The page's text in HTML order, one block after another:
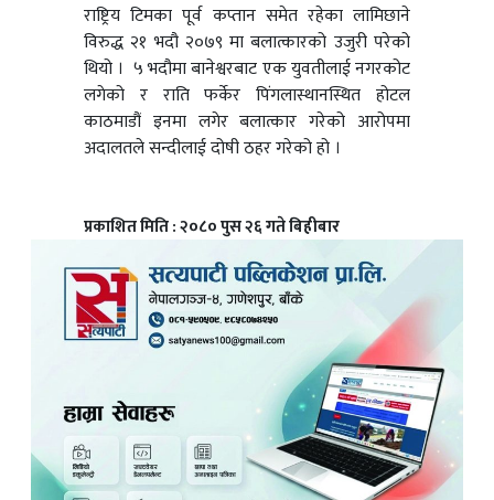
राष्ट्रिय टिमका पूर्व कप्तान समेत रहेका लामिछाने
विरुद्ध २१ भदौ २०७९ मा बलात्कारको उजुरी परेको
थियो । ५ भदौमा बानेश्वरबाट एक युवतीलाई नगरकोट
लगेको र राति फर्केर पिंगलास्थानस्थित होटल
काठमाडौं इनमा लगेर बलात्कार गरेको आरोपमा
अदालतले सन्दीलाई दोषी ठहर गरेको हो ।
प्रकाशित मिति : २०८० पुस २६ गते बिहीबार